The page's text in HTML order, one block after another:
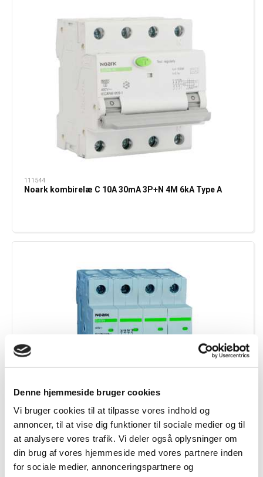
Denne hjemmeside bruger cookies
Vi bruger cookies til at tilpasse vores indhold og
annoncer, til at vise dig funktioner til sociale medier og til
at analysere vores trafik. Vi deler også oplysninger om
din brug af vores hjemmeside med vores partnere inden
for sociale medier, annonceringspartnere og
111544
Noark kombirelæ C 10A 30mA 3P+N 4M 6kA Type A
KAMPAGNETILBUD
100171
Noark automatsikring C 10A 4P 4M 6kA